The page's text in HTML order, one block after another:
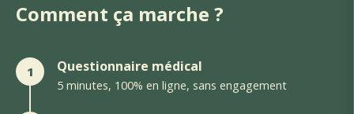
Comment ça marche ?
1 Questionnaire médical
5 minutes, 100% en ligne, sans engagement